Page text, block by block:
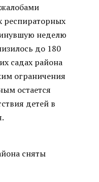
жалобами
респираторных
неделю
до 180
садах района
ограничения
остается
детей в